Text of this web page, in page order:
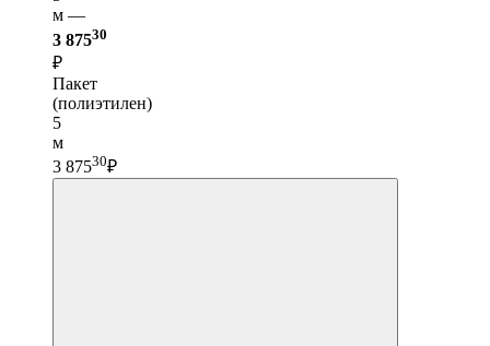
м —
3 87530
₽
Пакет
(полиэтилен)
5
м
3 87530₽